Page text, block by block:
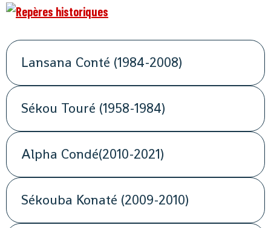
Lansana Conté (1984-2008)
Sékou Touré (1958-1984)
Alpha Condé(2010-2021)
Sékouba Konaté (2009-2010)